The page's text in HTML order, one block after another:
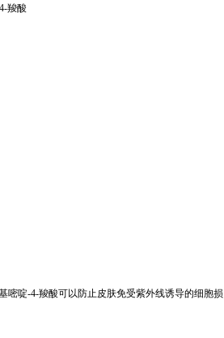
羧酸
嘧啶-4-羧酸可以防止皮肤免受紫外线诱导的细胞损